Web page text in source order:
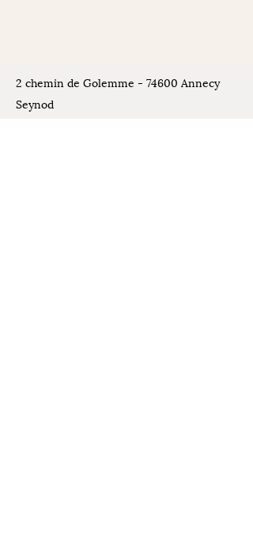
2 chemin de Golemme - 74600 Annecy
Seynod